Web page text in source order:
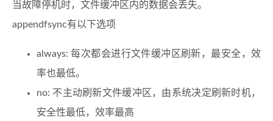
当故障停机时，文件缓冲区内的数据会丢失。
appendfsync有以下选项
always: 每次都会进行文件缓冲区刷新，最安全，效
率也最低。
no: 不主动刷新文件缓冲区，由系统决定刷新时机，
安全性最低，效率最高